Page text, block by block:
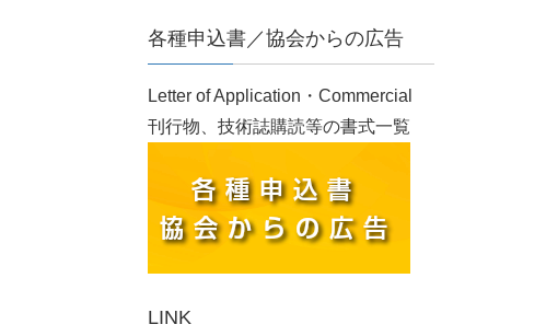
各種申込書／協会からの広告
Letter of Application・Commercial
刊行物、技術誌購読等の書式一覧
LINK